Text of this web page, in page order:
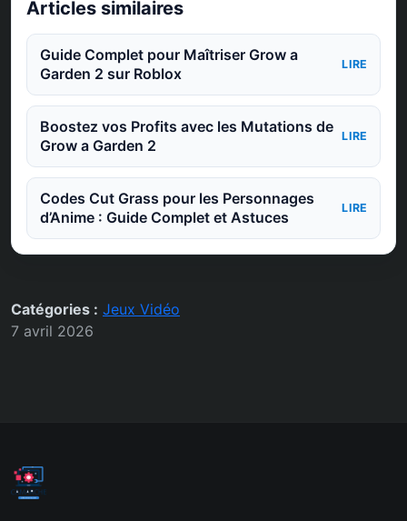
Articles similaires
Guide Complet pour Maîtriser Grow a
Garden 2 sur Roblox
LIRE
Boostez vos Profits avec les Mutations de
Grow a Garden 2
LIRE
Codes Cut Grass pour les Personnages
d’Anime : Guide Complet et Astuces
LIRE
Catégories : Jeux Vidéo
7 avril 2026